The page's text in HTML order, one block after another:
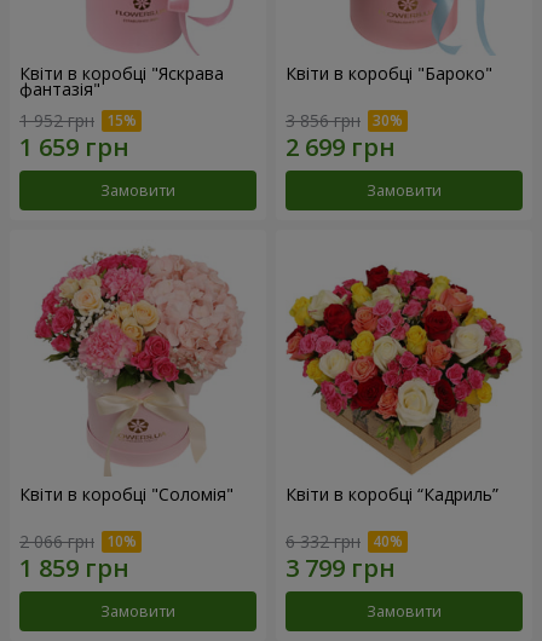
Квіти в коробці "Яскрава
фантазія"
1 952 грн
Замовити
Квіти в коробці "Бароко"
3 856 грн
Замовити
Квіти в коробці "Соломія"
2 066 грн
Замовити
Квіти в коробці “Кадриль”
6 332 грн
Замовити